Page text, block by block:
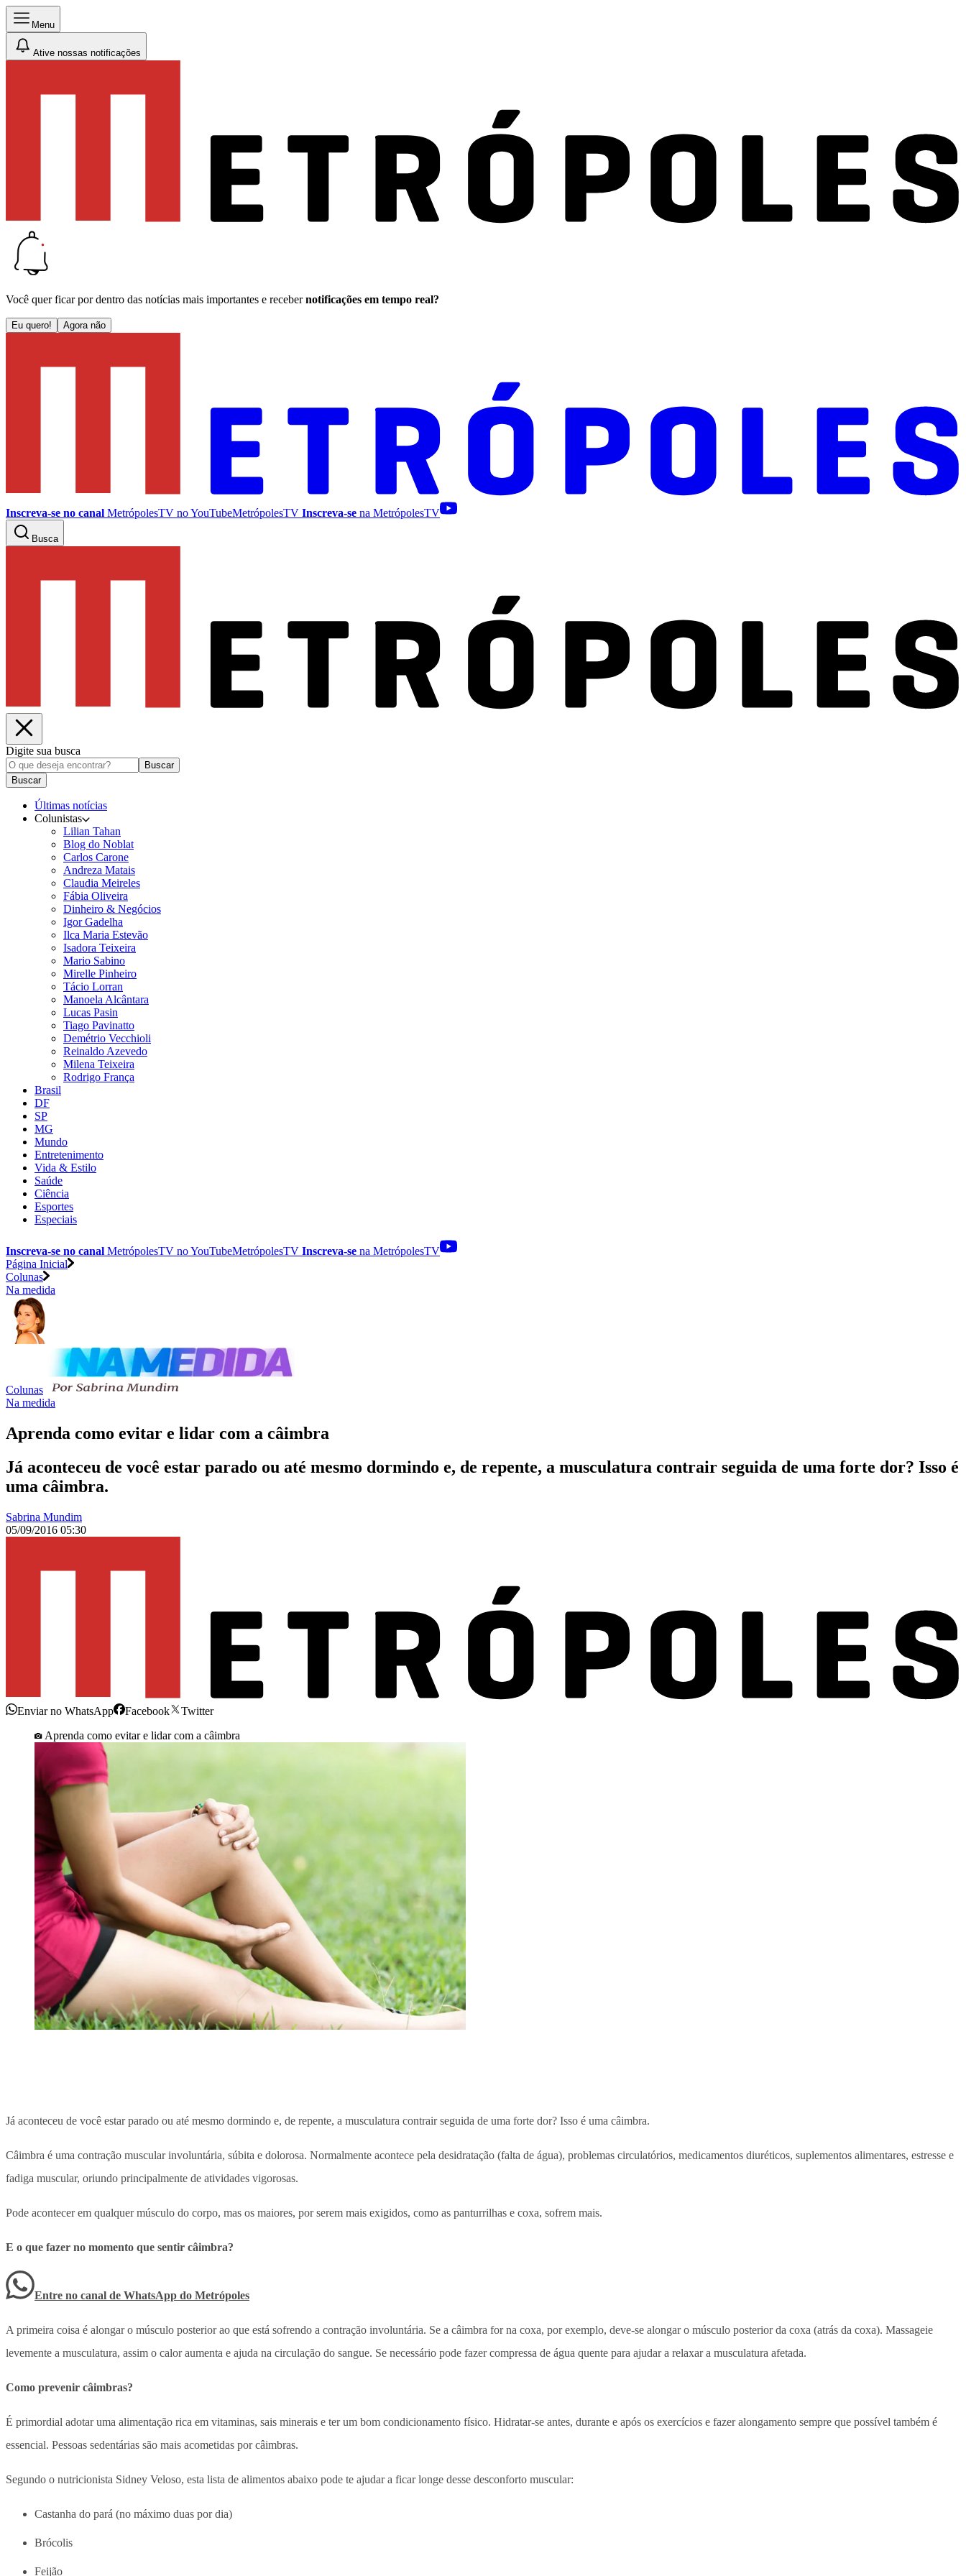
Menu
Ative nossas notificações
Você quer ficar por dentro das notícias mais importantes e receber notificações em tempo real?
Eu quero! Agora não
Inscreva-se no canal MetrópolesTV noYouTubeMetrópolesTV Inscreva-se na MetrópolesTV
Busca
Digite sua busca
Buscar
Buscar
Últimas notícias
Colunistas
Lilian Tahan
Blog do Noblat
Carlos Carone
Andreza Matais
Claudia Meireles
Fábia Oliveira
Dinheiro & Negócios
Igor Gadelha
Ilca Maria Estevão
Isadora Teixeira
Mario Sabino
Mirelle Pinheiro
Tácio Lorran
Manoela Alcântara
Lucas Pasin
Tiago Pavinatto
Demétrio Vecchioli
Reinaldo Azevedo
Milena Teixeira
Rodrigo França
Brasil
DF
SP
MG
Mundo
Entretenimento
Vida & Estilo
Saúde
Ciência
Esportes
Especiais
Inscreva-se no canal MetrópolesTV noYouTubeMetrópolesTV Inscreva-se na MetrópolesTV
Página Inicial
Colunas
Na medida
Colunas
Na medida
Aprenda como evitar e lidar com a câimbra
Já aconteceu de você estar parado ou até mesmo dormindo e, de repente, a musculatura contrair seguida de uma forte dor? Isso é
uma câimbra.
Sabrina Mundim
05/09/2016 05:30
Enviar no WhatsApp Facebook
Twitter
Aprenda como evitar e lidar com a câimbra
Já aconteceu de você estar parado ou até mesmo dormindo e, de repente, a musculatura contrair seguida de uma forte dor? Isso é uma câimbra.
Câimbra é uma contração muscular involuntária, súbita e dolorosa. Normalmente acontece pela desidratação (falta de água), problemas circulatórios, medicamentos diuréticos, suplementos alimentares, estresse e
fadiga muscular, oriundo principalmente de atividades vigorosas.
Pode acontecer em qualquer músculo do corpo, mas os maiores, por serem mais exigidos, como as panturrilhas e coxa, sofrem mais.
E o que fazer no momento que sentir câimbra?
Entre no canal de WhatsApp do Metrópoles
A primeira coisa é alongar o músculo posterior ao que está sofrendo a contração involuntária. Se a câimbra for na coxa, por exemplo, deve-se alongar o músculo posterior da coxa (atrás da coxa). Massageie
levemente a musculatura, assim o calor aumenta e ajuda na circulação do sangue. Se necessário pode fazer compressa de água quente para ajudar a relaxar a musculatura afetada.
Como prevenir câimbras?
É primordial adotar uma alimentação rica em vitaminas, sais minerais e ter um bom condicionamento físico. Hidratar-se antes, durante e após os exercícios e fazer alongamento sempre que possível também é
essencial. Pessoas sedentárias são mais acometidas por câimbras.
Segundo o nutricionista Sidney Veloso, esta lista de alimentos abaixo pode te ajudar a ficar longe desse desconforto muscular:
Castanha do pará (no máximo duas por dia)
Brócolis
Feijão